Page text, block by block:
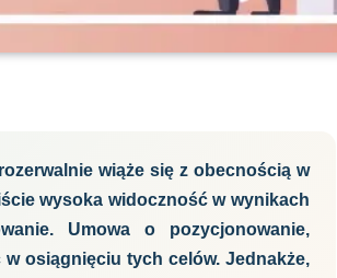
wiąże się z obecnością w
wysoka widoczność w wynikach
Umowa o pozycjonowanie,
osiągnięciu tych celów. Jednakże,